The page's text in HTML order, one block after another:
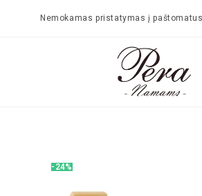
Nemokamas pristatymas į
-24%